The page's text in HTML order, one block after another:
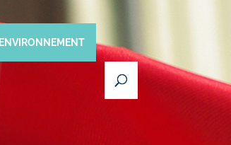
ENVIRONNEMENT